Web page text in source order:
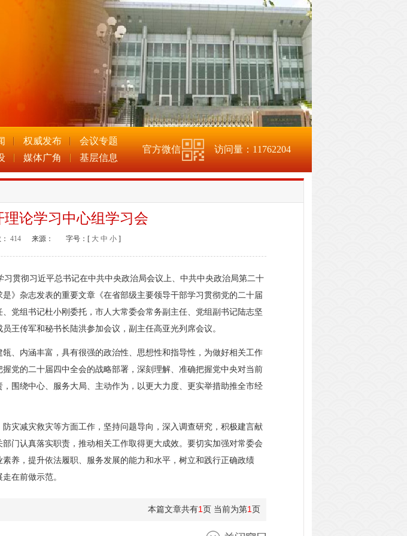
权威发布
会议专题
媒体广角 基层信息
官方微信 访问量： 11762204
论学习中心组学习会
414 来源： 字号：[ 大 中 小 ]
彻习近平总书记在中共中央政治局会议上、中共中央政治局第二十
》杂志发表的重要文章《在省部级主要领导干部学习贯彻党的二十届
党组书记杜小刚委托，市人大常委会常务副主任、党组副书记陆志坚
王传军和秘书长陆洪参加会议，副主任高亚光列席会议。
内涵丰富，具有很强的政治性、思想性和指导性，为做好相关工作
党的二十届四中全会的战略部署，深刻理解、准确把握党中央对当前
围绕中心、服务大局、主动作为，以更大力度、更实举措助推全市经
减灾救灾等方面工作，坚持问题导向，深入调查研究，积极建言献
门认真落实职责，推动相关工作取得更大成效。要切实加强对常委会
养，提升依法履职、服务发展的能力和水平，树立和践行正确政绩
在前做示范。
本篇文章共有1页 当前为第1页